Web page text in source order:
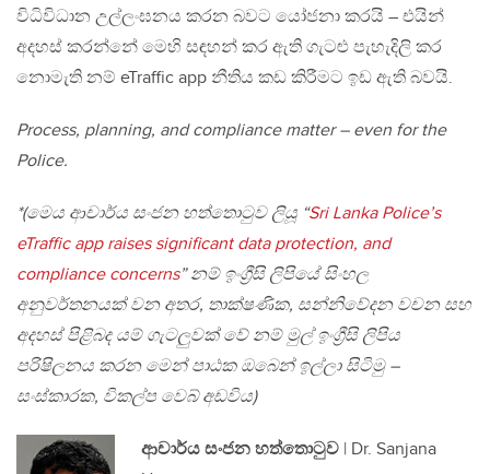
විධිවිධාන උල්ලංඝනය කරන බවට යෝජනා කරයි – එයින්
අදහස් කරන්නේ මෙහි සඳහන් කර ඇති ගැටළු පැහැදිලි කර
නොමැති නම් eTraffic app නීතිය කඩ කිරීමට ඉඩ ඇති බවයි.
Process, planning, and compliance matter – even for the
Police.
*(මෙය ආචාර්ය සංජන හත්තොටුව ලියූ “Sri Lanka Police’s
eTraffic app raises significant data protection, and
compliance concerns” නම් ඉංග්‍රීසි ලිපියේ සිංහල
අනුවර්තනයක් වන අතර, තාක්ෂණික, සන්නිවේදන වචන සහ
අදහස් පිළිබද යම් ගැටලුවක් වේ නම් මුල් ඉංග්‍රීසි ලිපිය
පරිෂිලනය කරන මෙන් පාඨක ඔබෙන් ඉල්ලා සිටිමු –
සංස්කාරක, විකල්ප වෙබ් අඩවිය)
ආචාර්ය සංජන හත්තොටුව | Dr. Sanjana